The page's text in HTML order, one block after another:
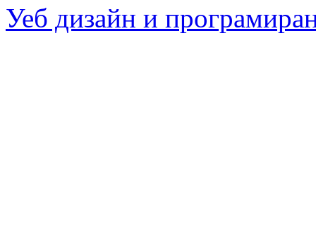
Уеб дизайн и